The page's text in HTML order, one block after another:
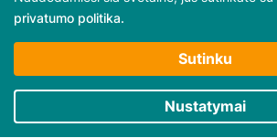
© 2025 Visos teisės saugomos HelpPro
privatumo politika.
Daugiau apie slapukus ir jų atsisakymą
Rinkodaros / našumo slapukai
Sutinku
Nustatymai